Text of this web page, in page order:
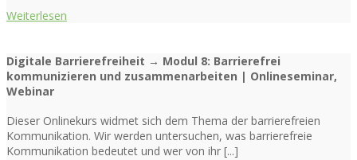
Weiterlesen
Digitale Barrierefreiheit → Modul 8: Barrierefrei
kommunizieren und zusammenarbeiten | Onlineseminar,
Webinar
Dieser Onlinekurs widmet sich dem Thema der barrierefreien
Kommunikation. Wir werden untersuchen, was barrierefreie
Kommunikation bedeutet und wer von ihr [...]